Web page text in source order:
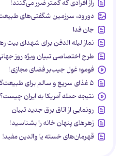
راز افرادی که کمتر ضرر می‌کنند!
دورود، سرزمین شگفتی‌های
جان فدا
نماز لیله الدفن برای شهدای بیت
طرح اختصاصی تبیان ویژه روز
فومو؛ غول جیب‌بر فضای مجازی!
۵ غذای سریع و سالم برای طبیعت‌گردی
نتیجه حمله آمریکا به ایران چیست؟
رونمایی از اتاق برق جدید تبیان
زهرهای پنهان خانه را بشناسید!
قهرمان‌های خسته یا والدین مفید!